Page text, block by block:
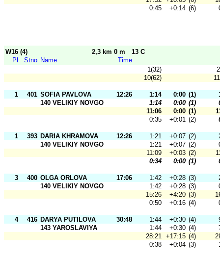
0:45
+0:14 (6)
W16 (4) 2,3 km 0 m
13 C
Pl
Stno Name
Time
1(32)
10(62)
1 401 SOFIA PAVLOVA 12:26 1:14 0:00 (1)
140 VELIKIY NOVGOROD
1:14 0:00 (1)
11:06
0:00 (1)
0:35
+0:01 (2)
1 393 DARIA KHRAMOVA 12:26 1:21 +0:07 (2)
140 VELIKIY NOVGOROD
1:21 +0:07 (2)
11:09
+0:03 (2)
0:34
0:00 (1)
3 400 OLGA ORLOVA 17:06 1:42 +0:28 (3)
140 VELIKIY NOVGOROD
1:42 +0:28 (3)
15:26
+4:20 (3)
0:50
+0:16 (4)
4 416 DARYA PUTILOVA 30:48 1:44 +0:30 (4)
143 YAROSLAVIYA
1:44 +0:30 (4)
28:21 +17:15 (4)
0:38
+0:04 (3)